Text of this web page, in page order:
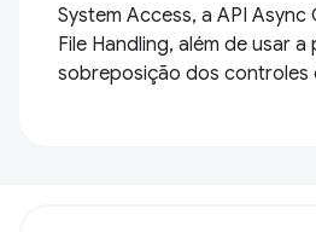
System Access, a API Async
File Handling, além de usar
sobreposição dos controles